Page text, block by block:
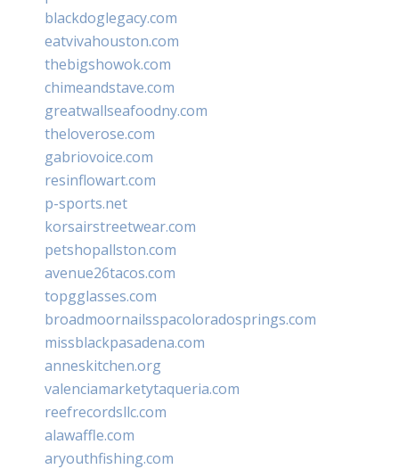
blackdoglegacy.com
eatvivahouston.com
thebigshowok.com
chimeandstave.com
greatwallseafoodny.com
theloverose.com
gabriovoice.com
resinflowart.com
p-sports.net
korsairstreetwear.com
petshopallston.com
avenue26tacos.com
topgglasses.com
broadmoornailsspacoloradosprings.com
missblackpasadena.com
anneskitchen.org
valenciamarketytaqueria.com
reefrecordsllc.com
alawaffle.com
aryouthfishing.com